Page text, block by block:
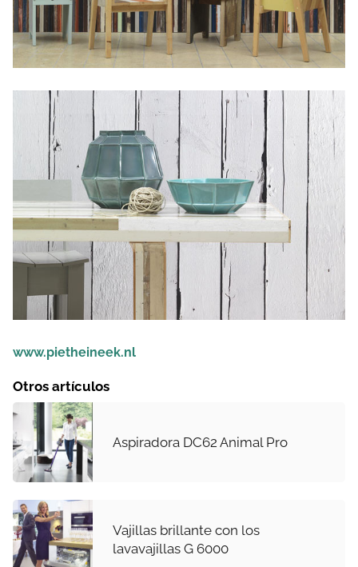
www.pietheineek.nl
Otros artículos
Aspiradora DC62 Animal Pro
Vajillas brillante con los
lavavajillas G 6000